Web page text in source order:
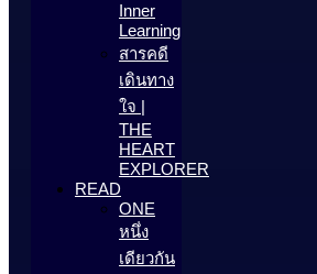
Inner
Learning
สารคดี
เดินทาง
ใจ |
THE
HEART
EXPLORER
READ
ONE
หนึ่ง
เดียวกัน